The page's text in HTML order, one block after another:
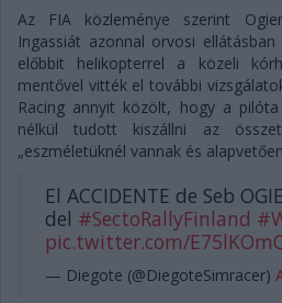
Az FIA közleménye szerint
Ingassiát azonnal orvosi
előbbit helikopterrel a közeli
mentővel vitték el további
Racing annyit közölt, hogy a
nélkül tudott kiszállni az
„eszméletüknél vannak és
El ACCIDENTE de Seb
del #SectoRallyFinland
pic.twitter.com/
— Diegote (@DiegoteSimracer)